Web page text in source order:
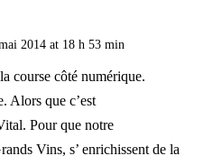
2014 at 18 h 53 min
course côté numérique.
Alors que c’est
Pour que notre
Vins, s’ enrichissent de la